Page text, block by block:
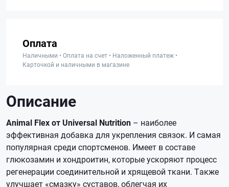
Оплата
Наличными • Оплата на счет • Наложенный платеж •
Карточкой и наличными в магазине
Описание
Animal Flex от Universal Nutrition – наиболее
эффективная добавка для укрепления связок. И самая
популярная среди спортсменов. Имеет в составе
глюкозамин и хондроитин, которые ускоряют процесс
регенерации соединительной и хрящевой ткани. Также
улучшает «смазку» суставов, облегчая их